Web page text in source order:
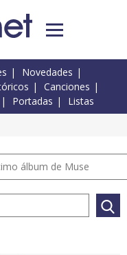
Novedades
Canciones
Portadas Listas
álbum de Muse